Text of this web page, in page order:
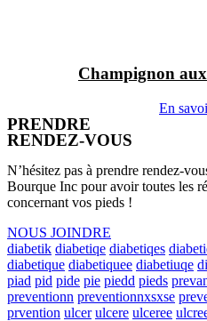
Champignon
En
PRENDRE
RENDEZ-VOUS
N’hésitez pas à prendre rendez-
Bourque Inc pour avoir toutes les
concernant vos pieds !
NOUS JOINDRE
diabetik diabetiqe diabetiqes
diabetique diabetiquee diabetiuqe
piad pid pide pie piedd pieds
preventionn preventionnxsxse
prvention ulcer ulcere ulceree